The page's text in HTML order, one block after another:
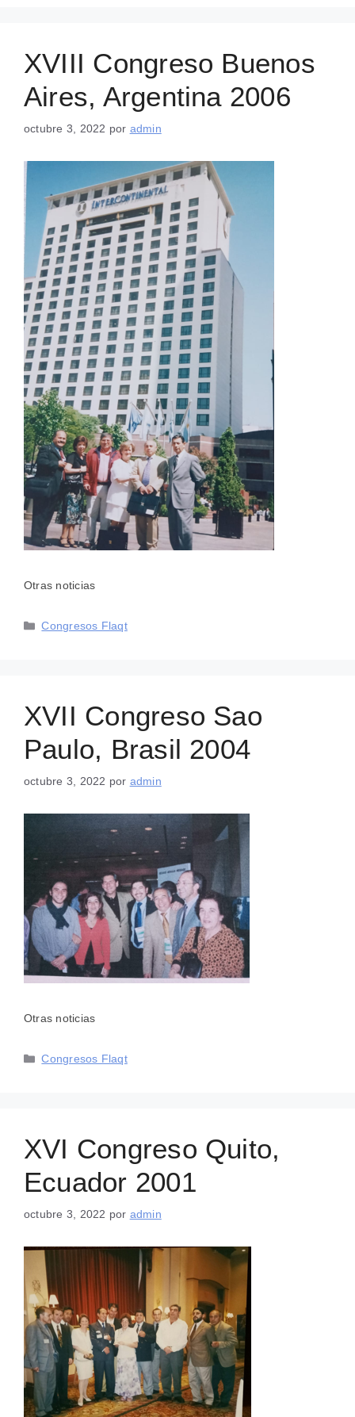
XVIII Congreso Buenos
Aires, Argentina 2006
octubre 3, 2022 por admin
Otras noticias
Categorías
Congresos Flaqt
XVII Congreso Sao
Paulo, Brasil 2004
octubre 3, 2022 por admin
Otras noticias
Categorías
Congresos Flaqt
XVI Congreso Quito,
Ecuador 2001
octubre 3, 2022 por admin